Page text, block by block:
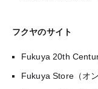
フクヤのサイト
Fukuya 20th
Fukuya Store（オ